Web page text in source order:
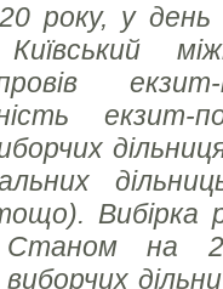
року, у день
провів
на